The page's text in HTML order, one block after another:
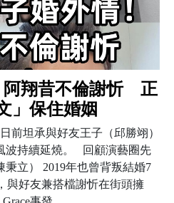
阿翔昔不倫謝忻 正
」保住婚姻
前坦承與好友王子（邱勝翊）
波持續延燒。 回顧演藝圈先
立） 2019年也曾背叛結婚7
與好友兼搭檔謝忻在街頭擁